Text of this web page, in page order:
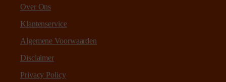
Over Ons
Klantenservice
Algemene Voorwaarden
Disclaimer
Privacy Policy